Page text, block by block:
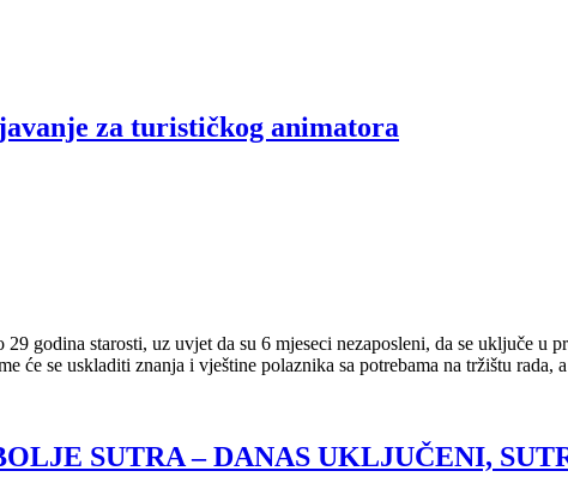
za turističkog animatora
godina starosti, uz uvjet da su 6 mjeseci nezaposleni, da se uključe
će se uskladiti znanja i vještine polaznika sa potrebama na tržištu
SUTRA – DANAS UKLJUČENI,